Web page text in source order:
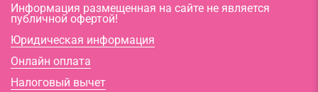
Информация размещенная на сайте не является
публичной офертой!
Юридическая информация
Онлайн оплата
Налоговый вычет